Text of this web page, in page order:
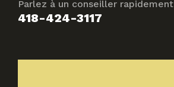
Parlez à un conseiller rapidement
418-424-3117